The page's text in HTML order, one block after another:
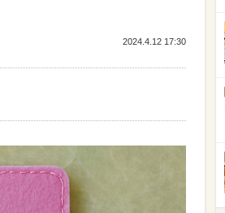
2024.4.12 17:30